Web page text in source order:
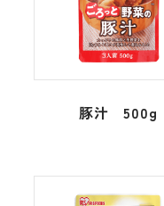
豚汁 500g